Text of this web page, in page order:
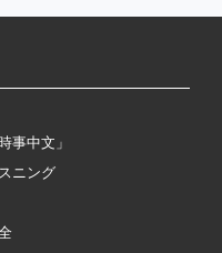
事中文」
ニング